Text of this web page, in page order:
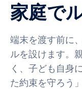
家庭で
端末を渡す前に
ルを設けます。
く、子ども自身
た約束を守ろう